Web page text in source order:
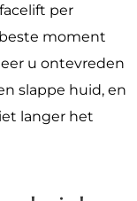
per
moment
u ontevreden
slappe huid, en
langer het